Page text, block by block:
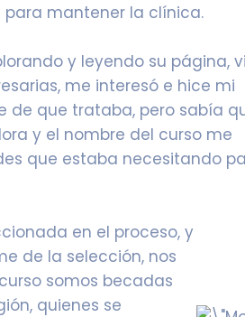
mantener la clínica.
y leyendo su página,
me interesó e hice mi
de que trataba, pero sabía
y el nombre del curso me
que estaba necesitando
en el proceso, y
de la selección, nos
somos becadas
quienes se